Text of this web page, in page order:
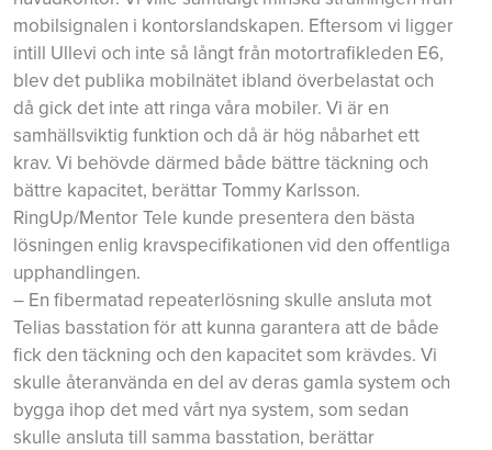
mobilsignalen i kontorslandskapen. Eftersom vi ligger
intill Ullevi och inte så långt från motortrafikleden E6,
blev det publika mobilnätet ibland överbelastat och
då gick det inte att ringa våra mobiler. Vi är en
samhällsviktig funktion och då är hög nåbarhet ett
krav. Vi behövde därmed både bättre täckning och
bättre kapacitet, berättar Tommy Karlsson.
RingUp/Mentor Tele kunde presentera den bästa
lösningen enlig kravspecifikationen vid den offentliga
upphandlingen.
– En fibermatad repeaterlösning skulle ansluta mot
Telias basstation för att kunna garantera att de både
fick den täckning och den kapacitet som krävdes. Vi
skulle återanvända en del av deras gamla system och
bygga ihop det med vårt nya system, som sedan
skulle ansluta till samma basstation, berättar